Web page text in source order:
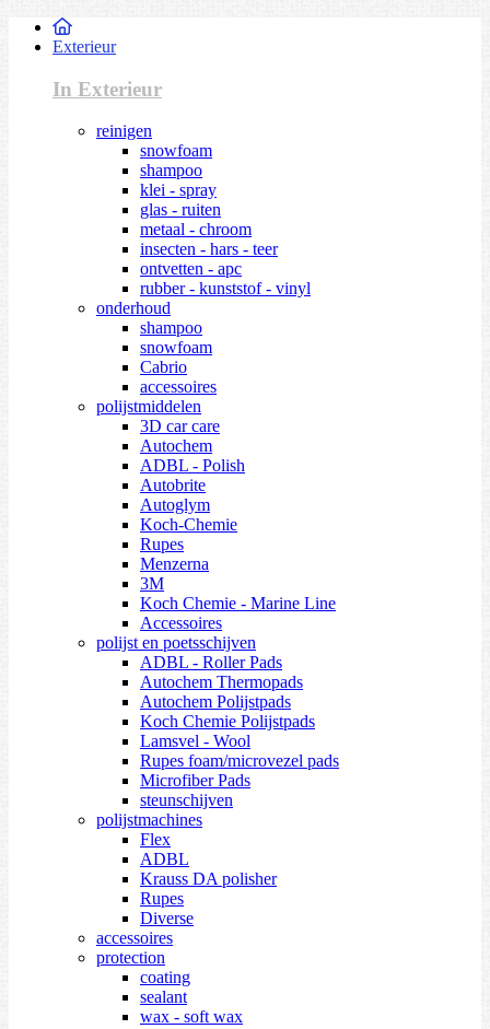
Exterieur
In Exterieur
reinigen
snowfoam
shampoo
klei - spray
glas - ruiten
metaal - chroom
insecten - hars - teer
ontvetten - apc
rubber - kunststof - vinyl
onderhoud
shampoo
snowfoam
Cabrio
accessoires
polijstmiddelen
3D car care
Autochem
ADBL - Polish
Autobrite
Autoglym
Koch-Chemie
Rupes
Menzerna
3M
Koch Chemie - Marine Line
Accessoires
polijst en poetsschijven
ADBL - Roller Pads
Autochem Thermopads
Autochem Polijstpads
Koch Chemie Polijstpads
Lamsvel - Wool
Rupes foam/microvezel pads
Microfiber Pads
steunschijven
polijstmachines
Flex
ADBL
Krauss DA polisher
Rupes
Diverse
accessoires
protection
coating
sealant
wax - soft wax